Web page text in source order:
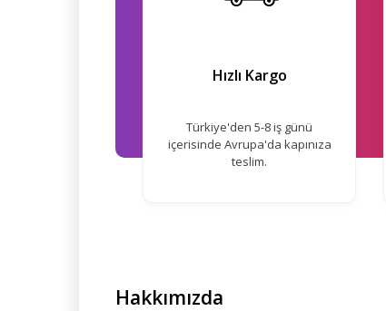
Hızlı Kargo
Türkiye'den 5-8 iş günü
içerisinde Avrupa'da kapınıza
teslim.
Hakkımızda